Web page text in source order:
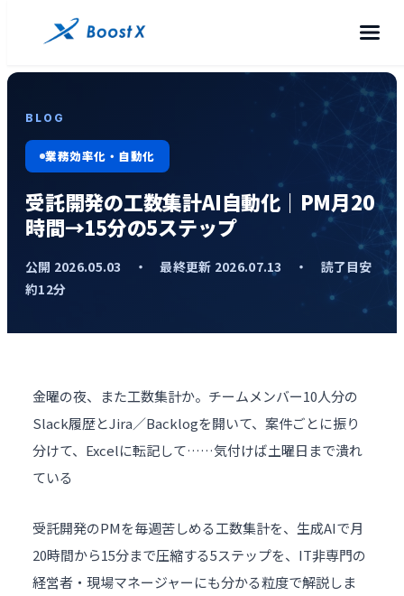
BLOG
業務効率化・自動化
受託開発の工数集計AI自動化｜PM月20
時間→15分の5ステップ
公開 2026.05.03 ・ 最終更新 2026.07.13 ・ 読了目安
約12分
金曜の夜、また工数集計か。チームメンバー10人分の
Slack履歴とJira／Backlogを開いて、案件ごとに振り
分けて、Excelに転記して……気付けば土曜日まで潰れ
ている
受託開発のPMを毎週苦しめる工数集計を、生成AIで月
20時間から15分まで圧縮する5ステップを、IT非専門の
経営者・現場マネージャーにも分かる粒度で解説しま